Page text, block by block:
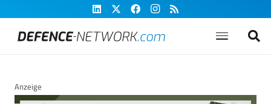
Anzeige